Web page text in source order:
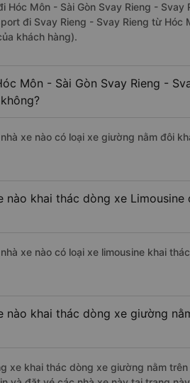
Hóc Môn - Sài Gòn Svay Rieng -
đi Svay Rieng - Svay Rieng từ
khách hàng).
Môn - Sài Gòn Svay Rieng -
xe nào có loại xe giường nằm đôi
nào khai thác dòng xe
xe nào có loại xe limousine khai
nào khai thác dòng xe giường
xe khai thác dòng xe giường nằm